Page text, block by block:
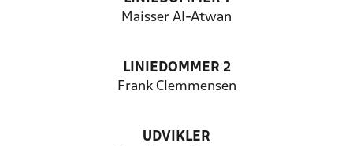
Maisser Al-Atwan
LINIEDOMMER 2
Frank Clemmensen
UDVIKLER